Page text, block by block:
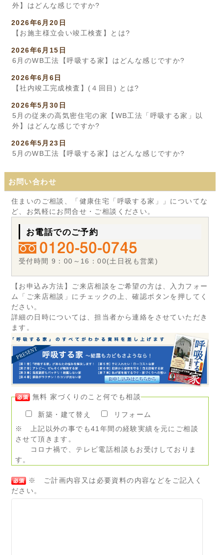
外】はどんな感じですか?
2026年6月20日
【お施主様立会い竣工検査】とは?
2026年6月15日
6月のWB工法【呼吸する家】はどんな感じですか?
2026年6月6日
【社内竣工完成検査】(４回目) とは?
2026年5月30日
5月の従来の高気密住宅の家【WB工法「呼吸する家」以
外】はどんな感じですか?
2026年5月23日
5月のWB工法【呼吸する家】はどんな感じですか?
お問い合わせ
住まいのご相談、「健康住宅「呼吸する家」」についてな
ど、お気軽にお問合せ・ご相談ください。
お電話でのご予約
受付時間 9：00～16：00(土日祝も営業)
【お申込み方法】ご来店相談をご希望の方は、入力フォー
ム「ご来店相談」にチェックの上、確認ボタンを押してく
ださい。
詳細の日時については、担当者から連絡をさせていただき
ます。
無料 家づくりのこと何でも相談
新築・建て替え
リフォーム
※ 上記以外の事でも41年間の経験実績を元にご相談
させて頂きます。
コロナ禍で、テレビ電話相談もお受けしておりま
す。
※ ご計画内容又は必要資料の内容などをご記入く
ださい。